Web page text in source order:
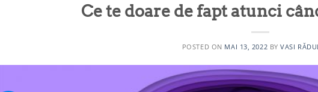
Ce te doare de fapt atunci
POSTED ON MAI 13, 2022 BYVASI